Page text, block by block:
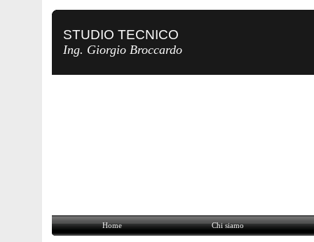
STUDIO TECNICO
Ing. Giorgio Broccardo
Home Chi siamo Attività Utilities Contatti
Home Chi siamo